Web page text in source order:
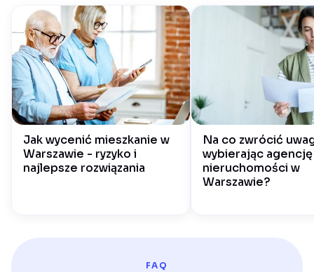
Jak wycenić mieszkanie w
Warszawie - ryzyko i
najlepsze rozwiązania
Na co zwrócić
wybierając agencję
nieruchomości w
Warszawie?
FAQ